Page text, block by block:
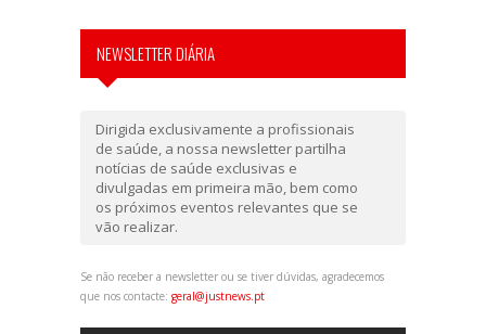
NEWSLETTER DIÁRIA
Dirigida exclusivamente a profissionais
de saúde, a nossa newsletter partilha
notícias de saúde exclusivas e
divulgadas em primeira mão, bem como
os próximos eventos relevantes que se
vão realizar.
Se não receber a newsletter ou se tiver dúvidas, agradecemos
que nos contacte: geral@justnews.pt